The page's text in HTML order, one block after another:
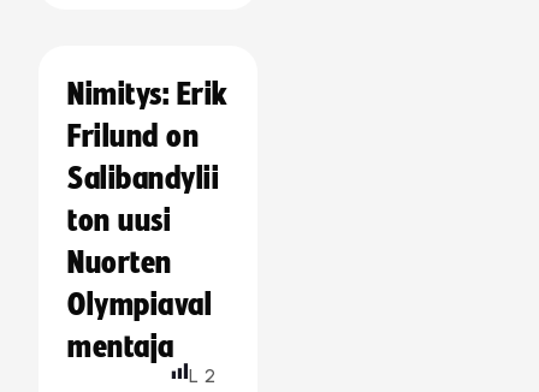
Nimitys: Erik
Frilund on
Salibandylii
ton uusi
Nuorten
Olympiaval
mentaja
L 2